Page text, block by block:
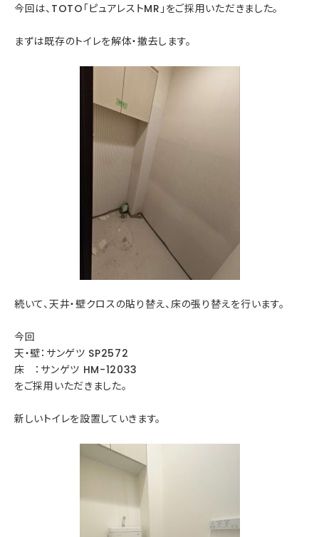
今回は、TOTO「ピュアレストMR」をご採用いただきました。
まずは既存のトイレを解体・撤去します。
続いて、天井・壁クロスの貼り替え、床の張り替えを行います。
今回
天・壁：サンゲツ SP2572
床 ：サンゲツ HM-12033
をご採用いただきました。
新しいトイレを設置していきます。